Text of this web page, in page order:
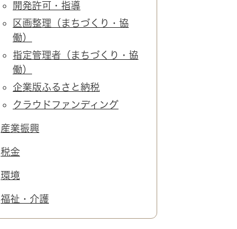
開発許可・指導
区画整理（まちづくり・協
働）
指定管理者（まちづくり・協
働）
企業版ふるさと納税
クラウドファンディング
産業振興
税金
環境
福祉・介護